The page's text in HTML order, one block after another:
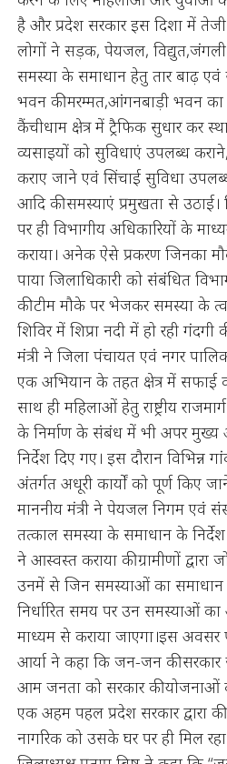
है और प्रदेश सरकार इस दिशा में
लोगों ने सड़क, पेयजल, विद्युत,जंगली
समस्या के समाधान हेतु तार बाढ़
भवन की मरम्मत,आंगनबाड़ी भवन का
कैंचीधाम क्षेत्र में ट्रैफिक सुधार कर
व्यसाइयों को सुविधाएं उपलब्ध कराने,
कराए जाने एवं सिंचाई सुविधा
आदि की समस्याएं प्रमुखता से
पर ही विभागीय अधिकारियों के
कराया। अनेक ऐसे प्रकरण जिनका
पाया जिलाधिकारी को संबंधित
की टीम मौके पर भेजकर समस्या के
शिविर में शिप्रा नदी में हो रही
मंत्री ने जिला पंचायत एवं नगर
एक अभियान के तहत क्षेत्र में सफाई
साथ ही महिलाओं हेतु राष्ट्रीय
के निर्माण के संबंध में भी अपर मुख्य
निर्देश दिए गए। इस दौरान
अंतर्गत अधूरी कार्यों को पूर्ण किए
माननीय मंत्री ने पेयजल निगम एवं
तत्काल समस्या के समाधान के निर्देश
ने आस्वस्त कराया की ग्रामीणों
उनमें से जिन समस्याओं का समाधान
निर्धारित समय पर उन समस्याओं
माध्यम से कराया जाएगा।इस अवसर
आर्या ने कहा कि जन-जन की
आम जनता को सरकार की योजनाओं
एक अहम पहल प्रदेश सरकार द्वारा
नागरिक को उसके घर पर ही मिल